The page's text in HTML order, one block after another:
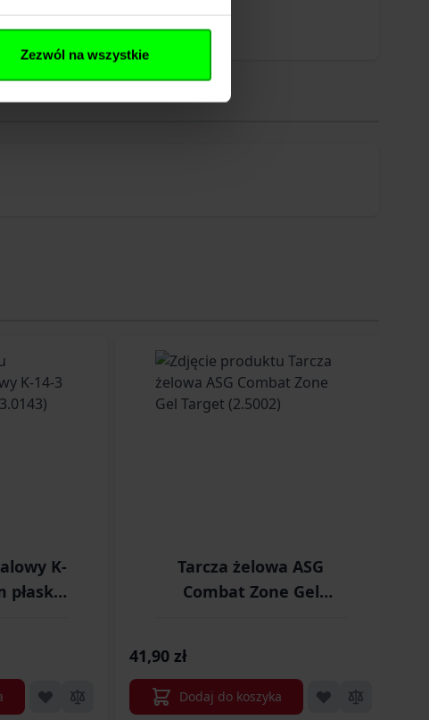
Zezwól na wszystkie
K-
płaski
Tarcza żelowa ASG
Combat Zone Gel
41,90 zł
Dodaj do koszyka